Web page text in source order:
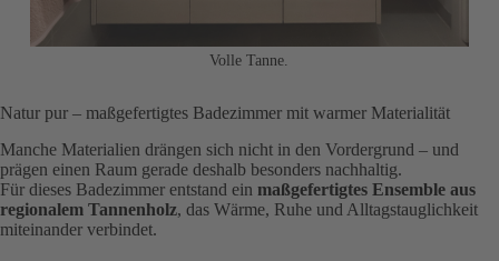
Volle Tanne.
Natur pur – maßgefertigtes Badezimmer mit warmer Materialität
Manche Materialien drängen sich nicht in den Vordergrund – und
prägen einen Raum gerade deshalb besonders nachhaltig.
Für dieses Badezimmer entstand ein maßgefertigtes Ensemble aus
regionalem Tannenholz, das Wärme, Ruhe und Alltagstauglichkeit
miteinander verbindet.